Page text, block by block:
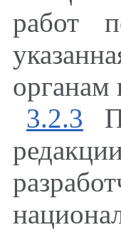
работ
органам
3.2.3